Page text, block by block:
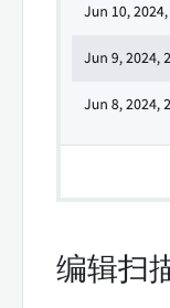
编辑扫